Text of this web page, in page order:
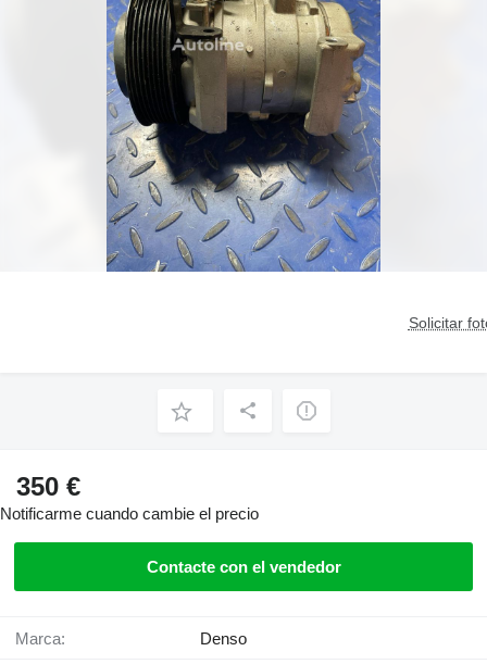
Solicitar
350 €
Notificarme cuando cambie el precio
Contacte con el vendedor
Marca: Denso